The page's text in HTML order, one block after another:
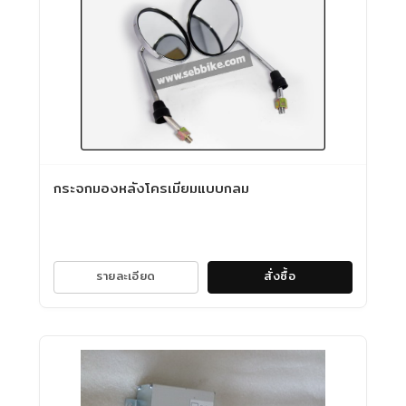
กระจกมองหลังโครเมียมแบบกลม
รายละเอียด สั่งซื้อ